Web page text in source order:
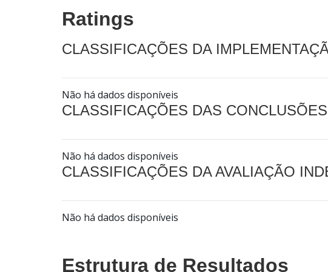
Ratings
CLASSIFICAÇÕES DA
Não há dados disponíveis
CLASSIFICAÇÕES DAS CONCLUSÕES
Não há dados disponíveis
CLASSIFICAÇÕES DA AVALIAÇÃO
Não há dados disponíveis
Estrutura de Resultados